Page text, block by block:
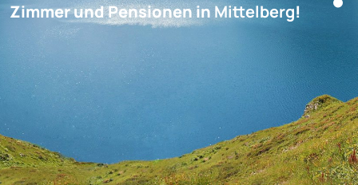
Zimmer und Pensionen in Mittelberg!